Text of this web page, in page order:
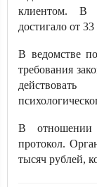
клиентом. В
достигало от
В ведомстве
требования
В отношении
протокол.
тысяч рублей,